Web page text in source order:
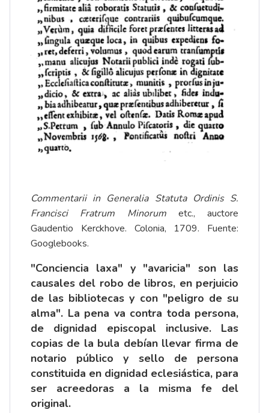
Commentarii in Generalia Statuta Ordinis S.
Francisci Fratrum Minorumetc., auctore
Gaudentio Kerckhove. Colonia, 1709. Fuente:
Googlebooks.
"Conciencia laxa" y "avaricia" son las
causales del robo de libros, en perjuicio
de las bibliotecas y con "peligro de su
alma". La pena va contra toda persona,
de dignidad episcopal inclusive. Las
copias de la bula debían llevar firma de
notario público y sello de persona
constituida en dignidad eclesiástica, para
ser acreedoras a la misma fe del
original.